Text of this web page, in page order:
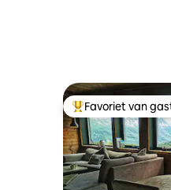
Topfavoriet van
Favoriet van